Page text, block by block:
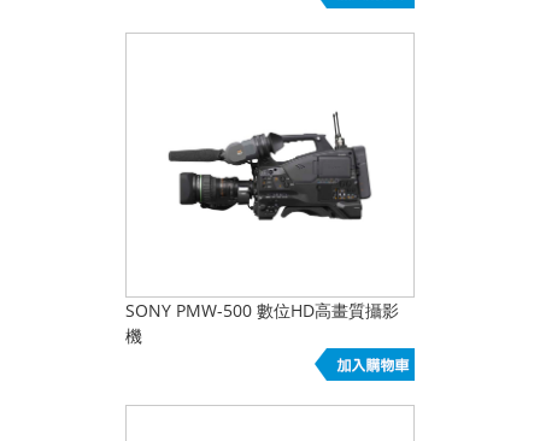
SONY PMW-500 數位HD高畫質攝影
機